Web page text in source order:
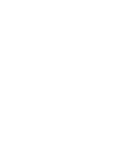
Sie besteht
einem